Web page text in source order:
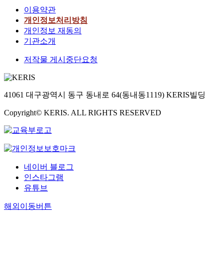
이용약관
개인정보처리방침
개인정보 재동의
기관소개
저작물 게시중단요청
41061 대구광역시 동구 동내로 64(동내동1119) KERIS빌딩
Copyright© KERIS. ALL RIGHTS RESERVED
네이버 블로그
인스타그램
유튜브
해외이동버튼